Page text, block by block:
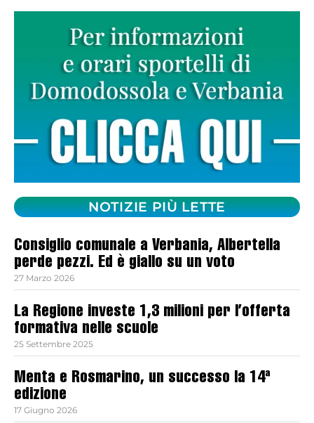
NOTIZIE PIÙ LETTE
Consiglio comunale a Verbania, Albertella
perde pezzi. Ed è giallo su un voto
27 Marzo 2026
La Regione investe 1,3 milioni per l’offerta
formativa nelle scuole
25 Settembre 2025
Menta e Rosmarino, un successo la 14ª
edizione
17 Giugno 2026